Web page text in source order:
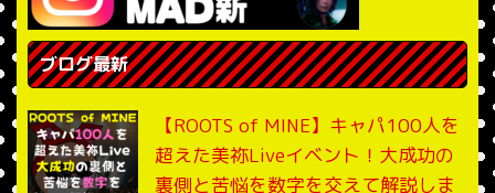
ブログ最新
【ROOTS of MINE】キャパ100人を
超えた美祢Liveイベント！大成功の
裏側と苦悩を数字を交えて解説しま